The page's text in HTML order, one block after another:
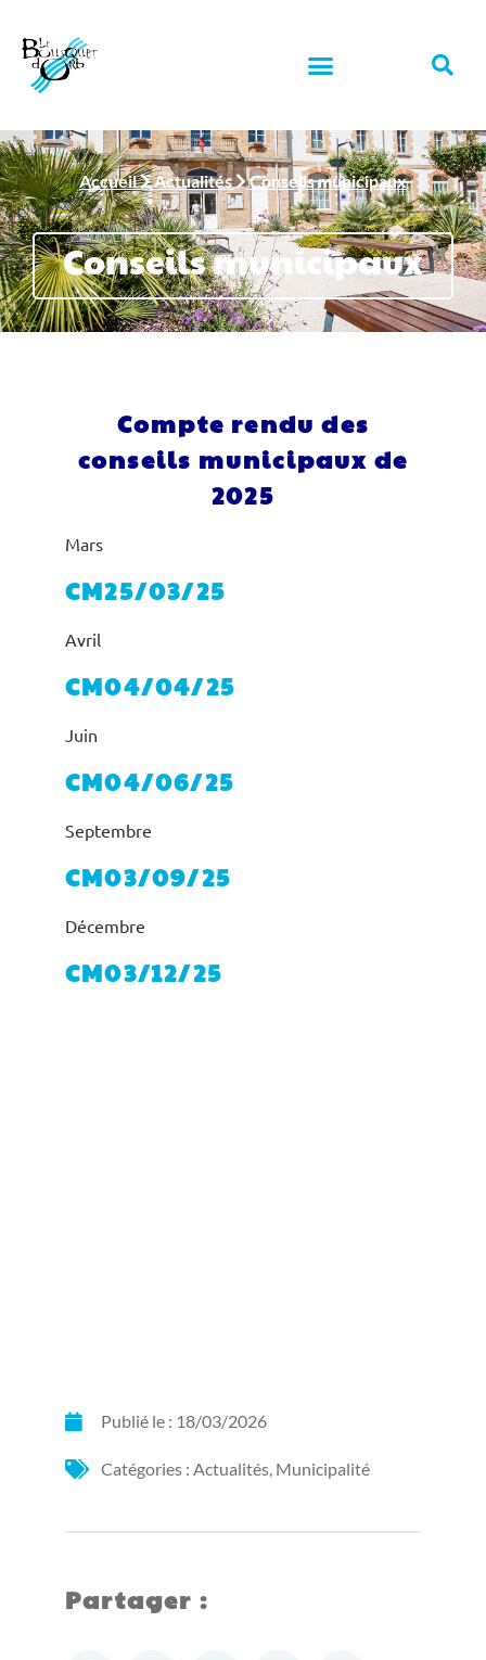
Accueil Actualités Conseils municipaux
Conseils municipaux
Compte rendu des
conseils municipaux de
2025
Mars
CM25/03/25
Avril
CM04/04/25
Juin
CM04/06/25
Septembre
CM03/09/25
Décembre
CM03/12/25
Publié le : 18/03/2026
Catégories : Actualités, Municipalité
Partager :